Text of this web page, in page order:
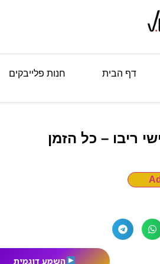
דף הבית חנות פלייבקים
ריבו – כל הזמן
השמע דוגמית